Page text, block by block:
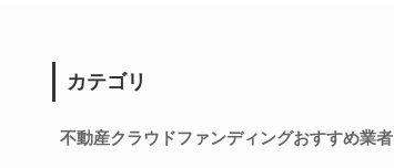
カテゴリ
不動産クラウドファンディングおすすめ業者